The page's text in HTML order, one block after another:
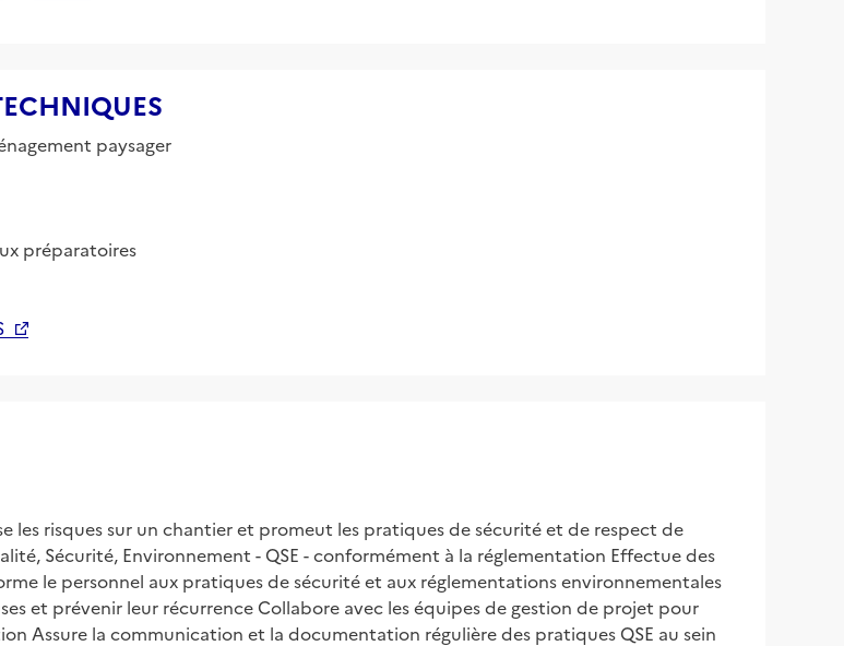
paysager
préparatoires
les risques sur un chantier et promeut les pratiques de sécurité et de respect de
Sécurité, Environnement - QSE - conformément à la réglementation Effectue des
le personnel aux pratiques de sécurité et aux réglementations environnementales
et prévenir leur récurrence Collabore avec les équipes de gestion de projet pour
Assure la communication et la documentation régulière des pratiques QSE au sein